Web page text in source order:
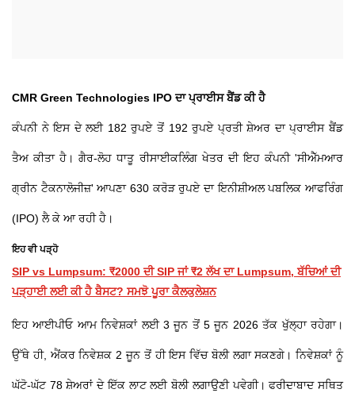
CMR Green Technologies IPO ਦਾ ਪ੍ਰਾਈਸ ਬੈਂਡ ਕੀ ਹੈ
ਕੰਪਨੀ ਨੇ ਇਸ ਦੇ ਲਈ 182 ਰੁਪਏ ਤੋਂ 192 ਰੁਪਏ ਪ੍ਰਤੀ ਸ਼ੇਅਰ ਦਾ ਪ੍ਰਾਈਸ ਬੈਂਡ
ਤੈਅ ਕੀਤਾ ਹੈ। ਗੈਰ-ਲੋਹ ਧਾਤੂ ਰੀਸਾਈਕਲਿੰਗ ਖੇਤਰ ਦੀ ਇਹ ਕੰਪਨੀ 'ਸੀਐੱਮਆਰ
ਗ੍ਰੀਨ ਟੈਕਨਾਲੋਜੀਜ਼' ਆਪਣਾ 630 ਕਰੋੜ ਰੁਪਏ ਦਾ ਇਨੀਸ਼ੀਅਲ ਪਬਲਿਕ ਆਫਰਿੰਗ
(IPO) ਲੈ ਕੇ ਆ ਰਹੀ ਹੈ।
ਇਹ ਵੀ ਪੜ੍ਹੋ
SIP vs Lumpsum: ₹2000 ਦੀ SIP ਜਾਂ ₹2 ਲੱਖ ਦਾ Lumpsum, ਬੱਚਿਆਂ ਦੀ
ਪੜ੍ਹਾਈ ਲਈ ਕੀ ਹੈ ਬੈਸਟ? ਸਮਝੋ ਪੂਰਾ ਕੈਲਕੁਲੇਸ਼ਨ
ਇਹ ਆਈਪੀਓ ਆਮ ਨਿਵੇਸ਼ਕਾਂ ਲਈ 3 ਜੂਨ ਤੋਂ 5 ਜੂਨ 2026 ਤੱਕ ਖੁੱਲ੍ਹਾ ਰਹੇਗਾ।
ਉੱਥੇ ਹੀ, ਐਂਕਰ ਨਿਵੇਸ਼ਕ 2 ਜੂਨ ਤੋਂ ਹੀ ਇਸ ਵਿੱਚ ਬੋਲੀ ਲਗਾ ਸਕਣਗੇ। ਨਿਵੇਸ਼ਕਾਂ ਨੂੰ
ਘੱਟੋ-ਘੱਟ 78 ਸ਼ੇਅਰਾਂ ਦੇ ਇੱਕ ਲਾਟ ਲਈ ਬੋਲੀ ਲਗਾਉਣੀ ਪਵੇਗੀ। ਫਰੀਦਾਬਾਦ ਸਥਿਤ